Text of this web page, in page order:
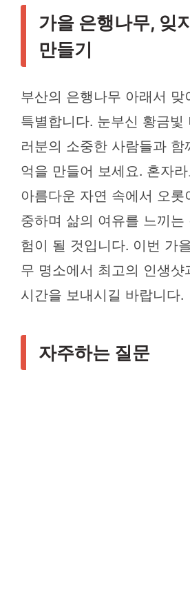
가을 은행나무, 잊
만들기
부산의 은행나무 아래서 맞
특별합니다. 눈부신 황금빛
러분의 소중한 사람들과 함
억을 만들어 보세요. 혼자
아름다운 자연 속에서 오롯
중하며 삶의 여유를 느끼는
험이 될 것입니다. 이번 가
무 명소에서 최고의 인생샷
시간을 보내시길 바랍니다.
자주하는 질문